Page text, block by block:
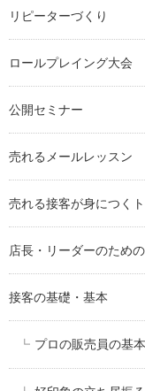
リピーターづくり
ロールプレイング大会
公開セミナー
売れるメールレッスン
売れる接客が身につく
店長・リーダーのため
接客の基礎・基本
プロの販売員の基